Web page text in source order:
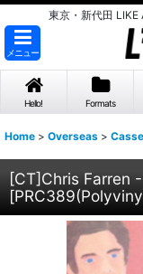
東京・新代田 LIKE
メニュー
Hello! Formats
Home > Overseas >
[CT]Chris Farren
[